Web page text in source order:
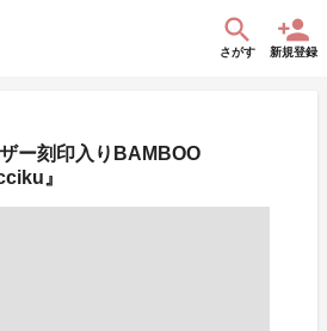
さがす 新規登録
ー刻印入りBAMBOO
』